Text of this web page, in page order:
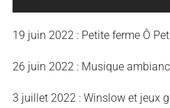
19 juin 2022 : Petite ferme Ô
26 juin 2022 : Musique
3 juillet 2022 : Winslow et jeux